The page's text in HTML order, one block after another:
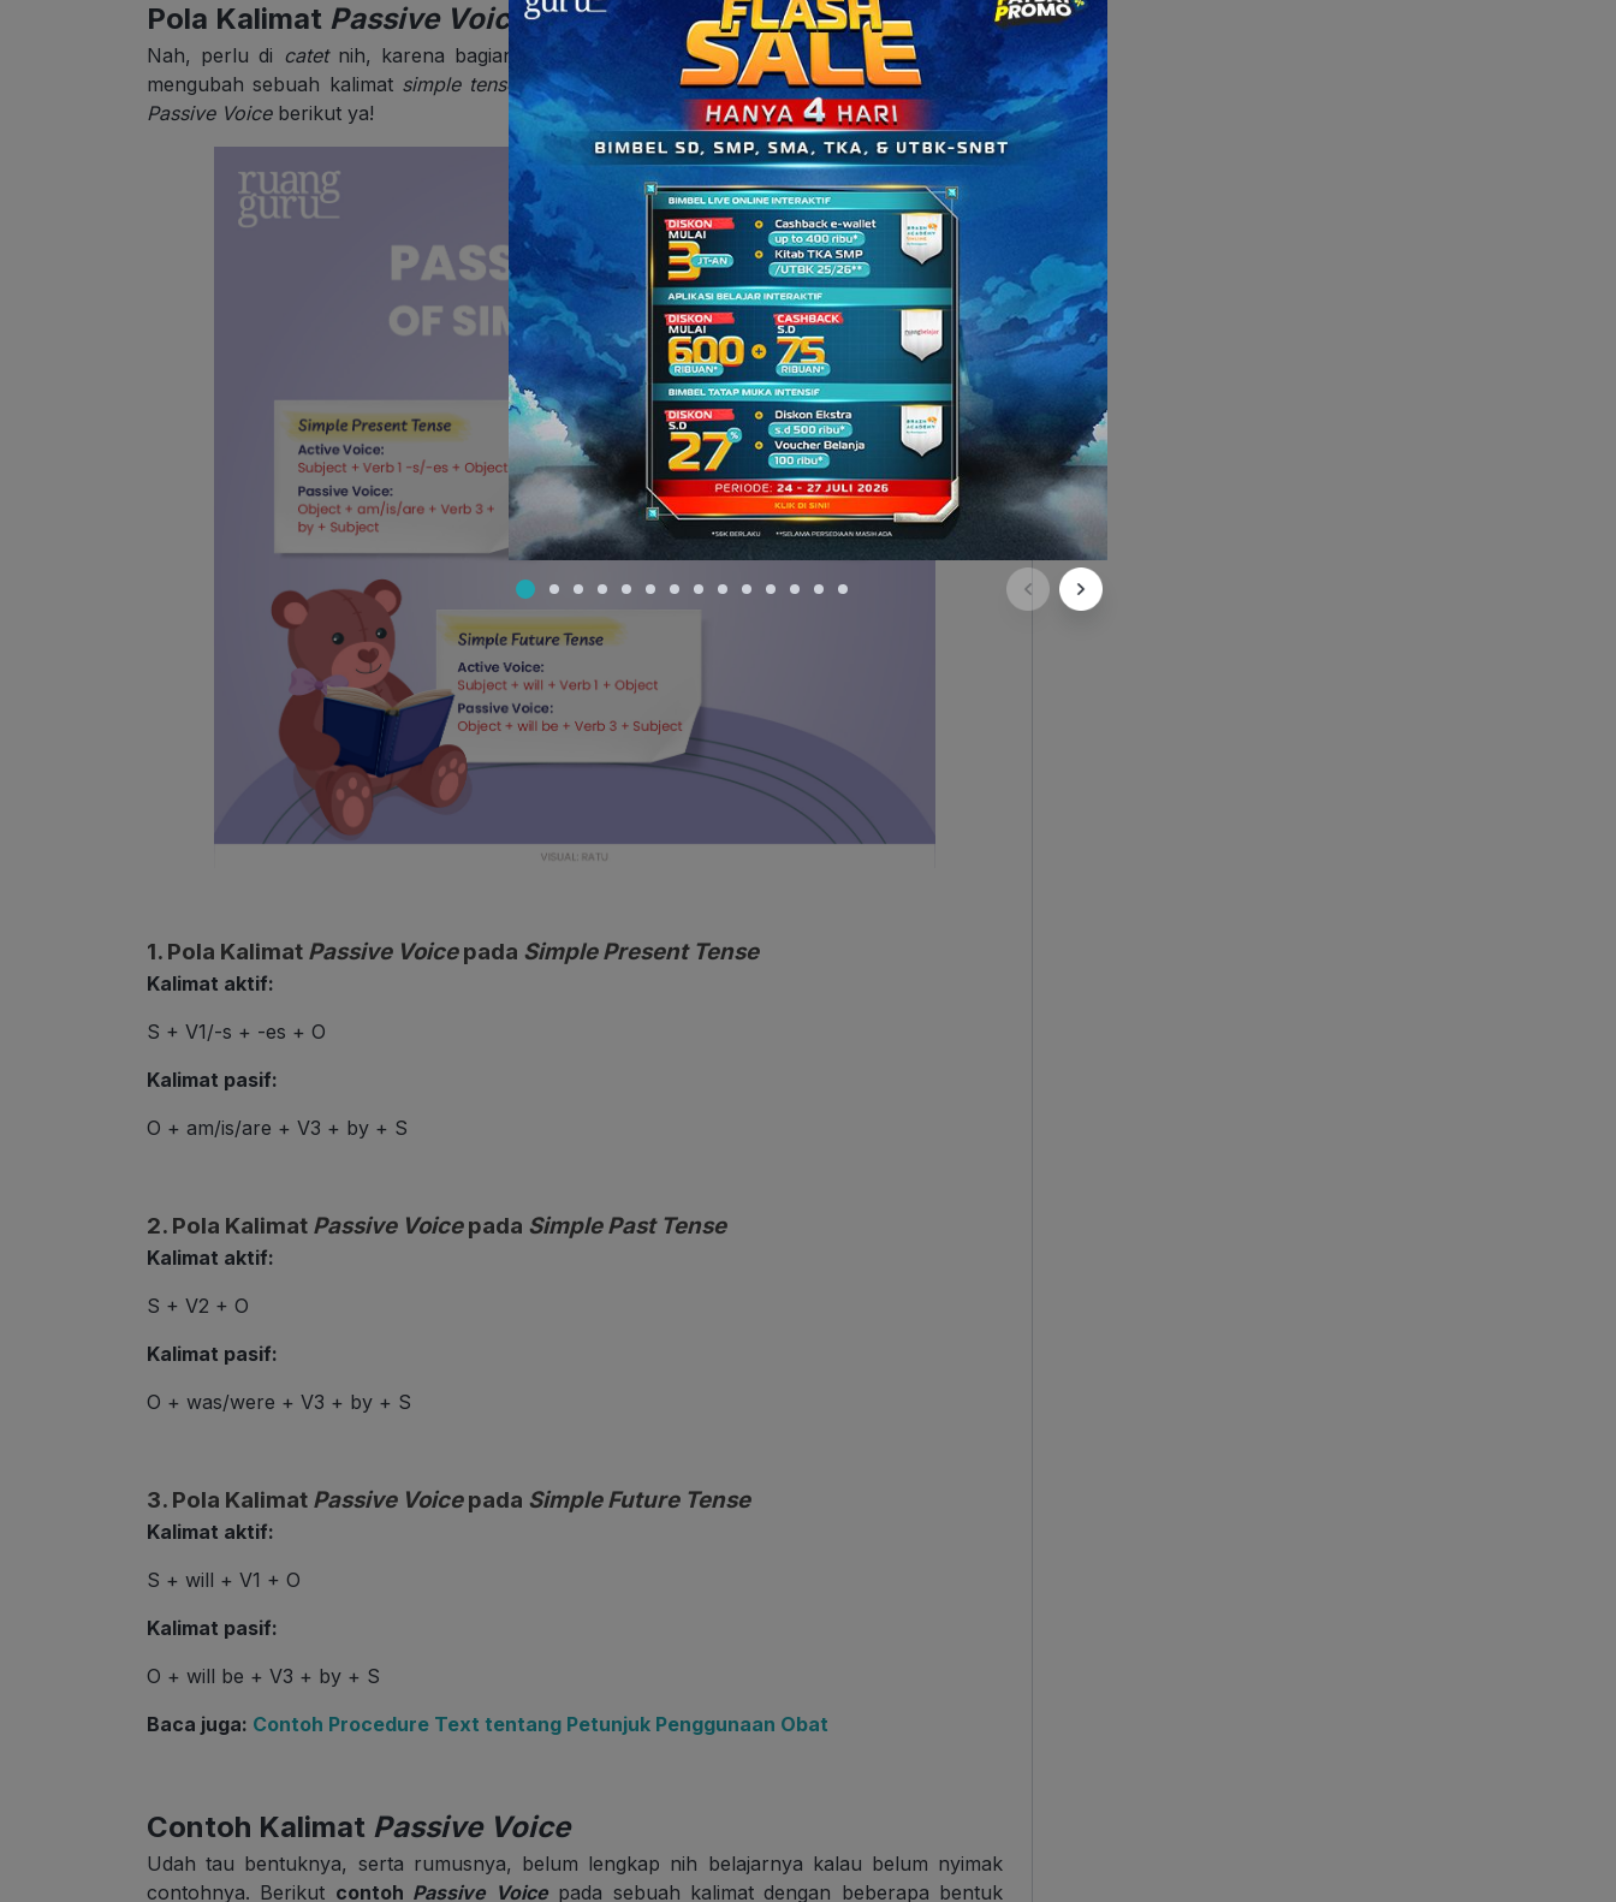
Pola Kalimat Passive Voicedalam Simple Tenses
Nah, perlu di catetnih, karena bagian ini penting untuk kamu hapalkan. Jika kamu ingin
mengubah sebuah kalimat simple tensedari bentuk aktif jadi bentuk pasif, gunakan rumus
Passive Voice berikut ya!
1. Pola Kalimat Passive Voicepada Simple Present Tense
Kalimat aktif:
S + V1/-s + -es + O
Kalimat pasif:
O + am/is/are + V3 + by + S
2. Pola Kalimat Passive Voicepada Simple Past Tense
Kalimat aktif:
S + V2 + O
Kalimat pasif:
O + was/were + V3 + by + S
3. Pola Kalimat Passive Voicepada Simple Future Tense
Kalimat aktif:
S + will + V1 + O
Kalimat pasif:
O + will be + V3 + by + S
Baca juga: Contoh Procedure Text tentang Petunjuk Penggunaan Obat
Contoh Kalimat Passive Voice
Udah tau bentuknya, serta rumusnya, belum lengkap nih belajarnya kalau belum nyimak
contohnya. Berikut contoh Passive Voicepada sebuah kalimat dengan beberapa bentuk